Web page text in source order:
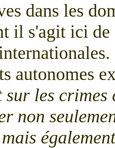
dans les
il s'agit ici
autonomes
les crimes
non